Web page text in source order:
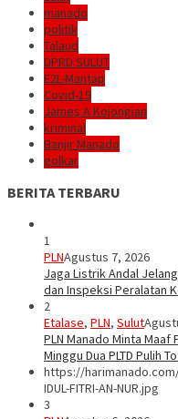
manado
politik
Talaud
DPRD SULUT
E2L-Mantap
Covid-19
James A Kojongian
kriminal
Banjir Manado
golkar
BERITA TERBARU
1
PLNAgustus 7, 2026
Jaga Listrik Andal Jelang
dan Inspeksi Peralatan
2
Etalase, PLN, Sulut
PLN Manado Minta
Minggu Dua PLTD Pulih
https://
IDUL-FITRI-AN-NUR.jpg
3